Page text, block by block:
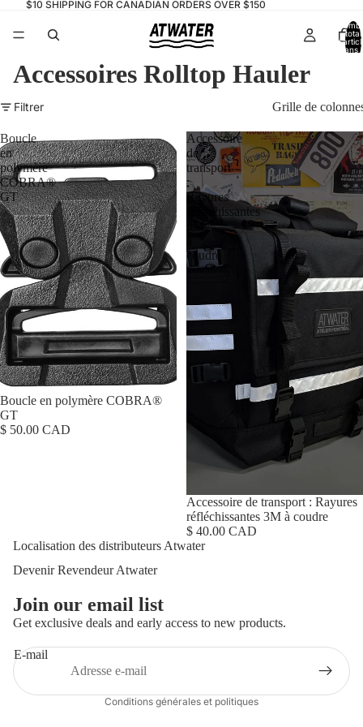
$10 SHIPPING FOR CANADIAN ORDERS OVER $150
total
dans
Accessoires Rolltop Hauler
Filtrer Grille de
Boucle
en
polymère
COBRA®
GT
Boucle en polymère COBRA®
GT
$ 50.00 CAD
Accessoire
de
transport
:
Rayures
réfléchissantes
coudre
Accessoire de transport : Rayures
réfléchissantes 3M à coudre
$ 40.00 CAD
Localisation des distributeurs Atwater
Devenir Revendeur Atwater
Join our email list
Get exclusive deals and early access to new products.
E-mail
Conditions générales et politiques
Politique de confidentialité
Conditions d’utilisation
Coordonnées